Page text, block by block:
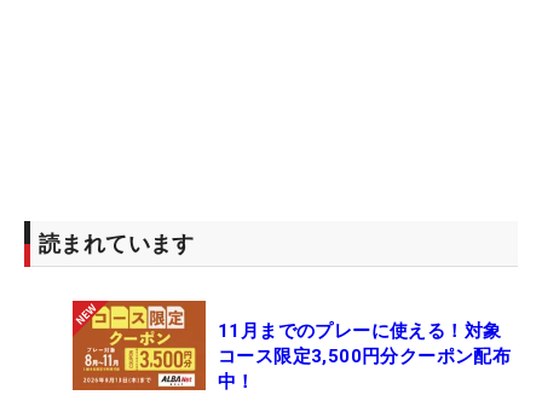
読まれています
11月までのプレーに使える！対象
コース限定3,500円分クーポン配布
中！